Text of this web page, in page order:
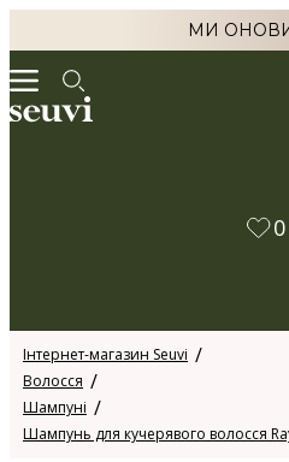
МИ
0
Інтернет-магазин Seuvi
Волосся
Шампуні
Шампунь для кучерявого волосся